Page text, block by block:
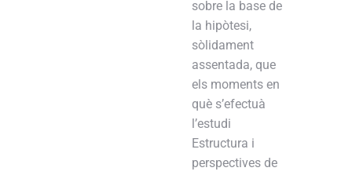
sobre la base de
la hipòtesi,
sòlidament
assentada, que
els moments en
què s’efectuà
l’estudi
Estructura i
perspectives de